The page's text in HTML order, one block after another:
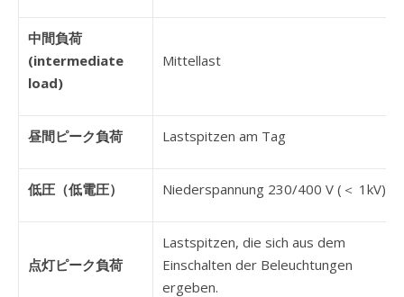
中間負荷
(intermediate
load)
Mittellast
昼間ピーク負荷 Lastspitzen am Tag
低圧（低電圧） Niederspannung 230/400 V (＜ 1kV)
点灯ピーク負荷
Lastspitzen, die sich aus dem
Einschalten der Beleuchtungen
ergeben.